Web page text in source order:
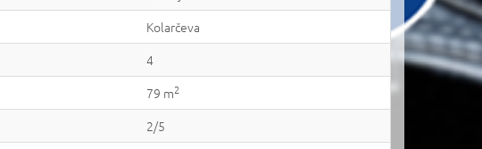
Kolarčeva
4
79 m2
2/5